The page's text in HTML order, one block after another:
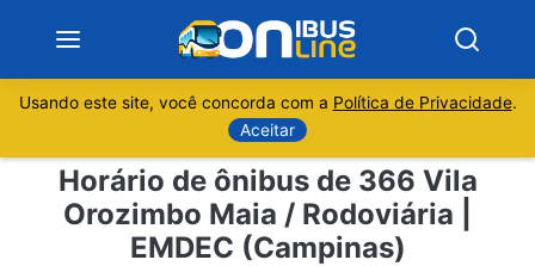
Sobre
Minas Gerais
Usando este site, você concorda com a Política de Privacidade.
Aceitar
Horário de ônibus de 366 Vila
Orozimbo Maia / Rodoviária |
EMDEC (Campinas)